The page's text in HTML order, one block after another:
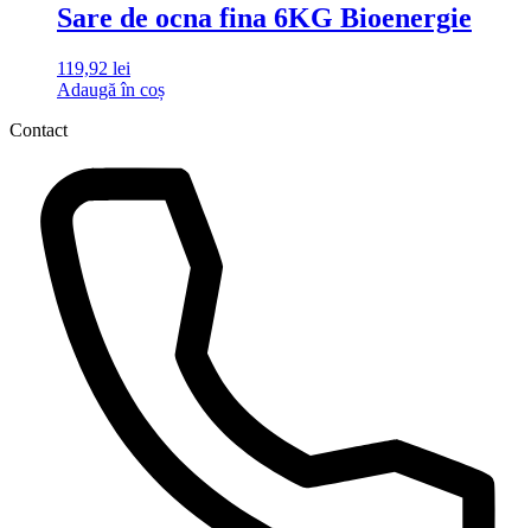
Sare de ocna fina 6KG Bioenergie
119,92 lei
Adaugă în coș
Contact